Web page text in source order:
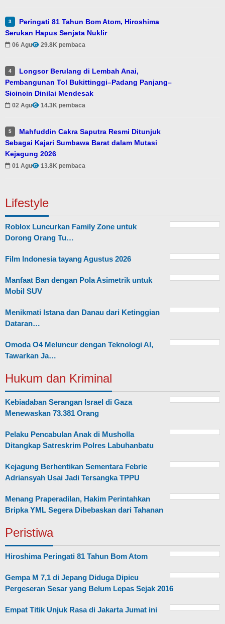
3
Peringati 81 Tahun Bom Atom, Hiroshima
Serukan Hapus Senjata Nuklir
06 Agu 29.8K pembaca
4
Longsor Berulang di Lembah Anai,
Pembangunan Tol Bukittinggi–Padang Panjang–
Sicincin Dinilai Mendesak
02 Agu 14.3K pembaca
5
Mahfuddin Cakra Saputra Resmi Ditunjuk
Sebagai Kajari Sumbawa Barat dalam Mutasi
Kejagung 2026
01 Agu 13.8K pembaca
Lifestyle
Roblox Luncurkan Family Zone untuk
Dorong Orang Tu…
Film Indonesia tayang Agustus 2026
Manfaat Ban dengan Pola Asimetrik untuk
Mobil SUV
Menikmati Istana dan Danau dari Ketinggian
Dataran…
Omoda O4 Meluncur dengan Teknologi AI,
Tawarkan Ja…
Hukum dan Kriminal
Kebiadaban Serangan Israel di Gaza
Menewaskan 73.381 Orang
Pelaku Pencabulan Anak di Musholla
Ditangkap Satreskrim Polres Labuhanbatu
Kejagung Berhentikan Sementara Febrie
Adriansyah Usai Jadi Tersangka TPPU
Menang Praperadilan, Hakim Perintahkan
Bripka YML Segera Dibebaskan dari Tahanan
Peristiwa
Hiroshima Peringati 81 Tahun Bom Atom
Gempa M 7,1 di Jepang Diduga Dipicu
Pergeseran Sesar yang Belum Lepas Sejak 2016
Empat Titik Unjuk Rasa di Jakarta Jumat ini